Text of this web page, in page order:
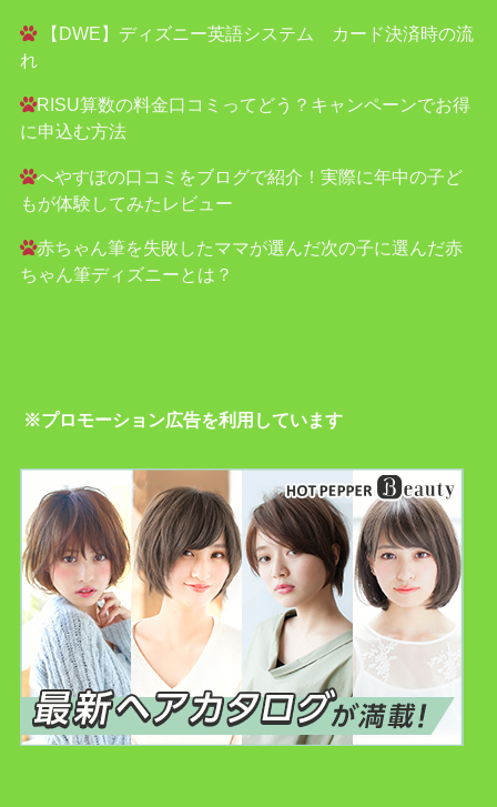
【DWE】ディズニー英語システム カード決済時の流
れ
RISU算数の料金口コミってどう？キャンペーンでお得
に申込む方法
へやすぽの口コミをブログで紹介！実際に年中の子ど
もが体験してみたレビュー
赤ちゃん筆を失敗したママが選んだ次の子に選んだ赤
ちゃん筆ディズニーとは？
※プロモーション広告を利用しています